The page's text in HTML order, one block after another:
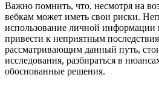
Важно помнить, что, несмотря на
вебкам может иметь свои риски.
использование личной
привести к неприятным
рассматривающим данный путь,
исследования, разбираться в
обоснованные решения.